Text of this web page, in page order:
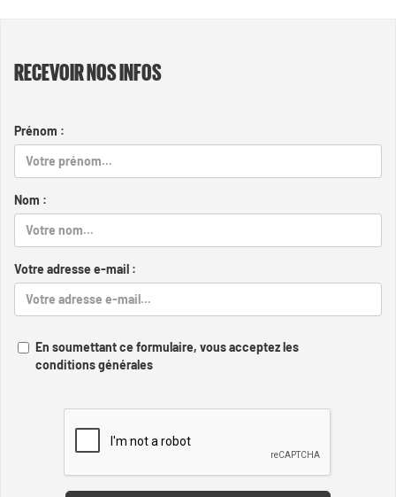
RECEVOIR NOS INFOS
Prénom :
Nom :
Votre adresse e-mail :
En soumettant ce formulaire, vous acceptez les
conditions générales